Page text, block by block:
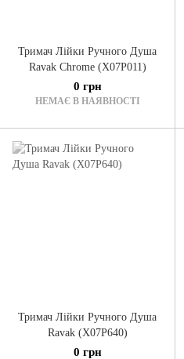
Тримач Лійки Ручного Душа
Ravak Chrome (X07P011)
0 грн
НЕМАЄ В НАЯВНОСТІ
Тримач Лійки Ручного Душа
Ravak (X07P640)
0 грн